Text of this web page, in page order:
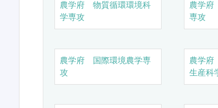
農学府 物質循環環境科
学専攻
農学
専攻
農学府 国際環境農学専
攻
農学
生産科